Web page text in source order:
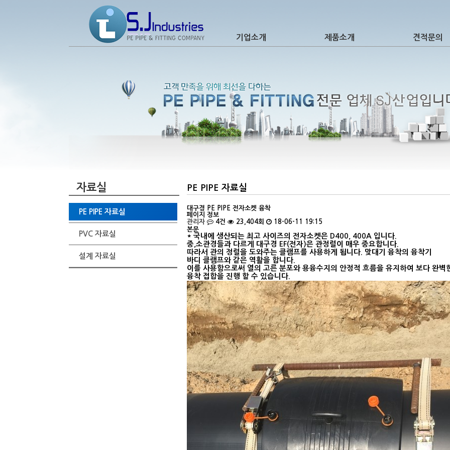
기업소개 제품소개 견적문의
자료실
PE PIPE 자료실
PVC 자료실
설계 자료실
PE PIPE 자료실
대구경 PE PIPE 전자소켓 융착
페이지 정보
관리자
4건 23,404회
18-06-11 19:15
본문
* 국내에 생산되는 최고 사이즈의 전자소켓은 D400, 400A 입니다.
중,소관경들과 다르게 대구경 EF(전자)은 관정렬이 매우 중요합니다.
따라서 관의 정렬을 도와주는 클램프를 사용하게 됩니다. 맞대기 융착의 융착기
바디 클램프와 같은 역활을 합니다.
이를 사용함으로써 열의 고른 분포와 용융수지의 안정적 흐름을 유지하여 보다 완벽
융착 접합을 진행 할 수 있습니다.